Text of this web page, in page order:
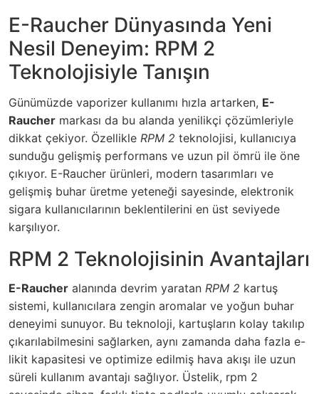
E-Raucher Dünyasında Yeni
Nesil Deneyim: RPM 2
Teknolojisiyle Tanışın
Günümüzde vaporizer kullanımı hızla artarken, E-
Raucher markası da bu alanda yenilikçi çözümleriyle
dikkat çekiyor. Özellikle RPM 2 teknolojisi, kullanıcıya
sunduğu gelişmiş performans ve uzun pil ömrü ile öne
çıkıyor. E-Raucher ürünleri, modern tasarımları ve
gelişmiş buhar üretme yeteneği sayesinde, elektronik
sigara kullanıcılarının beklentilerini en üst seviyede
karşılıyor.
RPM 2 Teknolojisinin Avantajları
E-Raucher alanında devrim yaratan RPM 2 kartuş
sistemi, kullanıcılara zengin aromalar ve yoğun buhar
deneyimi sunuyor. Bu teknoloji, kartuşların kolay takılıp
çıkarılabilmesini sağlarken, aynı zamanda daha fazla e-
likit kapasitesi ve optimize edilmiş hava akışı ile uzun
süreli kullanım avantajı sağlıyor. Üstelik, rpm 2